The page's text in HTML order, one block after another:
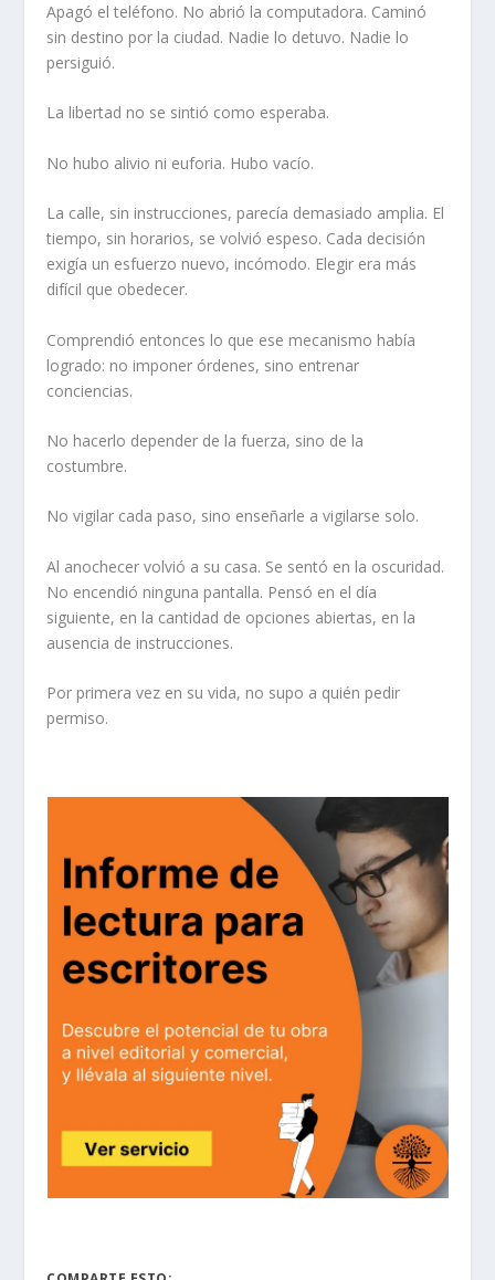
Apagó el teléfono. No abrió la computadora. Caminó
sin destino por la ciudad. Nadie lo detuvo. Nadie lo
persiguió.
La libertad no se sintió como esperaba.
No hubo alivio ni euforia. Hubo vacío.
La calle, sin instrucciones, parecía demasiado amplia. El
tiempo, sin horarios, se volvió espeso. Cada decisión
exigía un esfuerzo nuevo, incómodo. Elegir era más
difícil que obedecer.
Comprendió entonces lo que ese mecanismo había
logrado: no imponer órdenes, sino entrenar
conciencias.
No hacerlo depender de la fuerza, sino de la
costumbre.
No vigilar cada paso, sino enseñarle a vigilarse solo.
Al anochecer volvió a su casa. Se sentó en la oscuridad.
No encendió ninguna pantalla. Pensó en el día
siguiente, en la cantidad de opciones abiertas, en la
ausencia de instrucciones.
Por primera vez en su vida, no supo a quién pedir
permiso.